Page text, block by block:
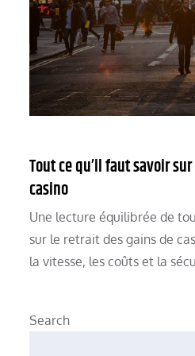
Tout ce qu’il faut savoir
casino
Une lecture équilibrée de
sur le retrait des gains de
la vitesse, les coûts et la
Search